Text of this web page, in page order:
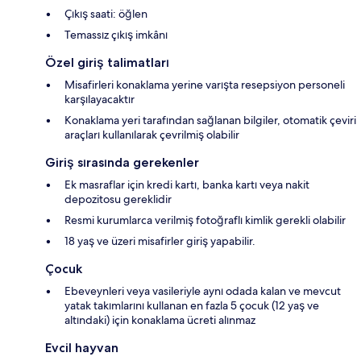
Çıkış saati: öğlen
Temassız çıkış imkânı
Özel giriş talimatları
Misafirleri konaklama yerine varışta resepsiyon personeli
karşılayacaktır
Konaklama yeri tarafından sağlanan bilgiler, otomatik çeviri
araçları kullanılarak çevrilmiş olabilir
Giriş sırasında gerekenler
Ek masraflar için kredi kartı, banka kartı veya nakit
depozitosu gereklidir
Resmi kurumlarca verilmiş fotoğraflı kimlik gerekli olabilir
18 yaş ve üzeri misafirler giriş yapabilir.
Çocuk
Ebeveynleri veya vasileriyle aynı odada kalan ve mevcut
yatak takımlarını kullanan en fazla 5 çocuk (12 yaş ve
altındaki) için konaklama ücreti alınmaz
Evcil hayvan